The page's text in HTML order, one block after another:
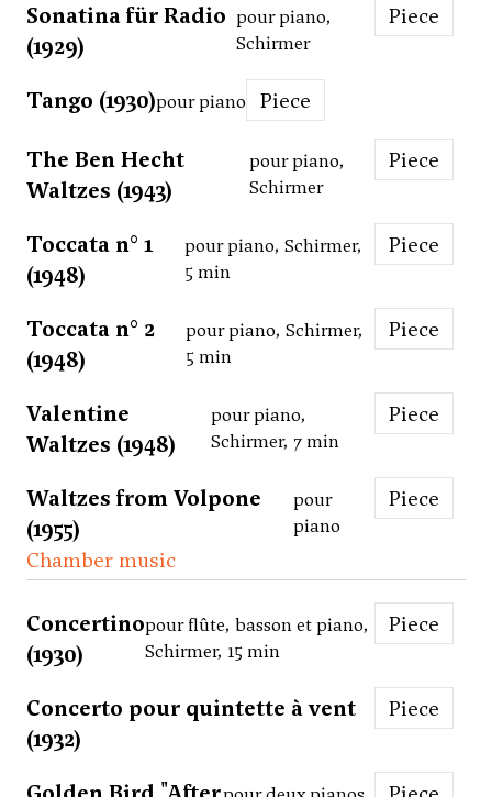
Sonatina für Radio
(1929)
pour piano,
Schirmer
Piece
Tango (1930)pour piano Piece
The Ben Hecht
Waltzes (1943)
pour piano,
Schirmer
Piece
Toccata n° 1
(1948)
pour piano, Schirmer,
5 min
Piece
Toccata n° 2
(1948)
pour piano, Schirmer,
5 min
Piece
Valentine
Waltzes (1948)
pour piano,
Schirmer, 7 min
Piece
Waltzes from Volpone
(1955)
pour
piano
Piece
Chamber music
Concertino
(1930)
pour flûte, basson et piano,
Schirmer, 15 min
Piece
Concerto pour quintette à vent
(1932)
Piece